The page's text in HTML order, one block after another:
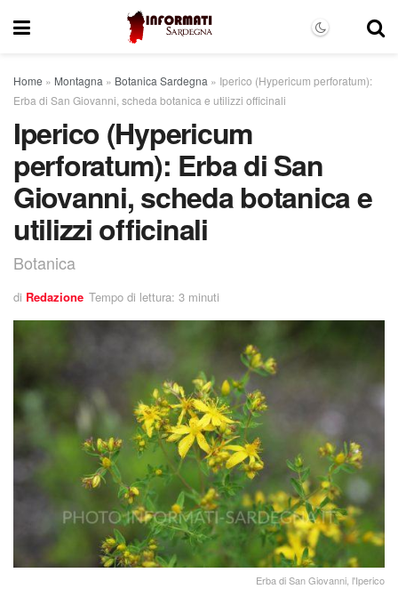
Home » Montagna » Botanica Sardegna » Iperico (Hypericum perforatum):
Erba di San Giovanni, scheda botanica e utilizzi officinali
Iperico (Hypericum
perforatum): Erba di San
Giovanni, scheda botanica e
utilizzi officinali
Botanica
di Redazione Tempo di lettura: 3 minuti
Erba di San Giovanni, l'Iperico